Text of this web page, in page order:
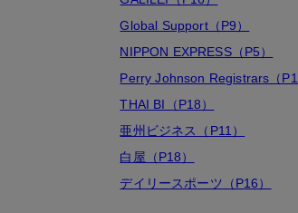
Global Support（P9）
NIPPON EXPRESS（P5）
Perry Johnson Registrars（
THAI BI（P18）
亜州ビジネス（P11）
白屋（P18）
デイリースポーツ（P16）